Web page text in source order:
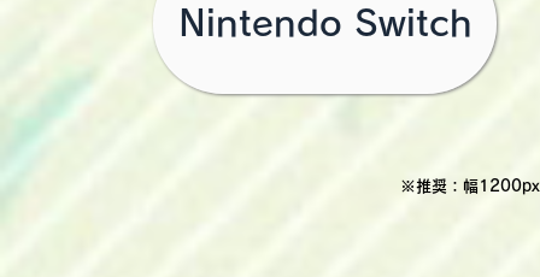
Nintendo Switch
※推奨：幅1200px